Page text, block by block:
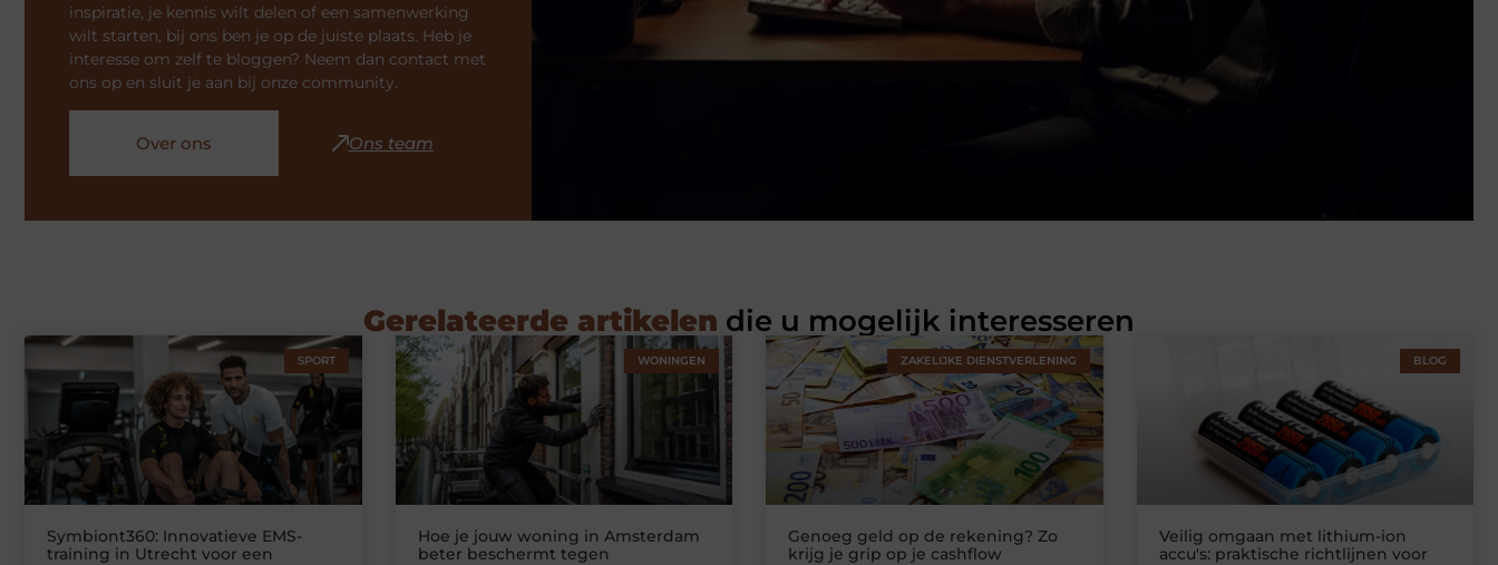
inspiratie, je kennis wilt delen of een samenwerking
wilt starten, bij ons ben je op de juiste plaats. Heb je
interesse om zelf te bloggen? Neem dan contact met
ons op en sluit je aan bij onze community.
Over ons Ons team
Gerelateerde artikelen die u mogelijk interesseren
SPORT
Symbiont360: Innovatieve EMS-
training in Utrecht voor een
WONINGEN
Hoe je jouw woning in Amsterdam
beter beschermt tegen
ZAKELIJKE DIENSTVERLENING
Genoeg geld op de rekening? Zo
krijg je grip op je cashflow
BLOG
Veilig omgaan met lithium-ion
accu's: praktische richtlijnen voor